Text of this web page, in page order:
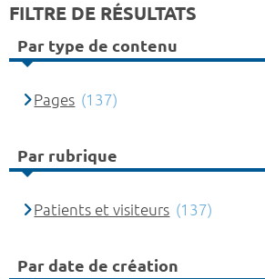
FILTRE DE RÉSULTATS
Par type de contenu
Pages (137)
Par rubrique
Patients et visiteurs (137)
Par date de création